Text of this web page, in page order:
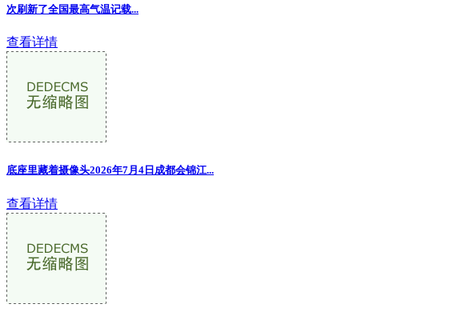
次刷新了全国最高气温记载...
查看详情
底座里藏着摄像头2026年7月4日成都会锦江...
查看详情